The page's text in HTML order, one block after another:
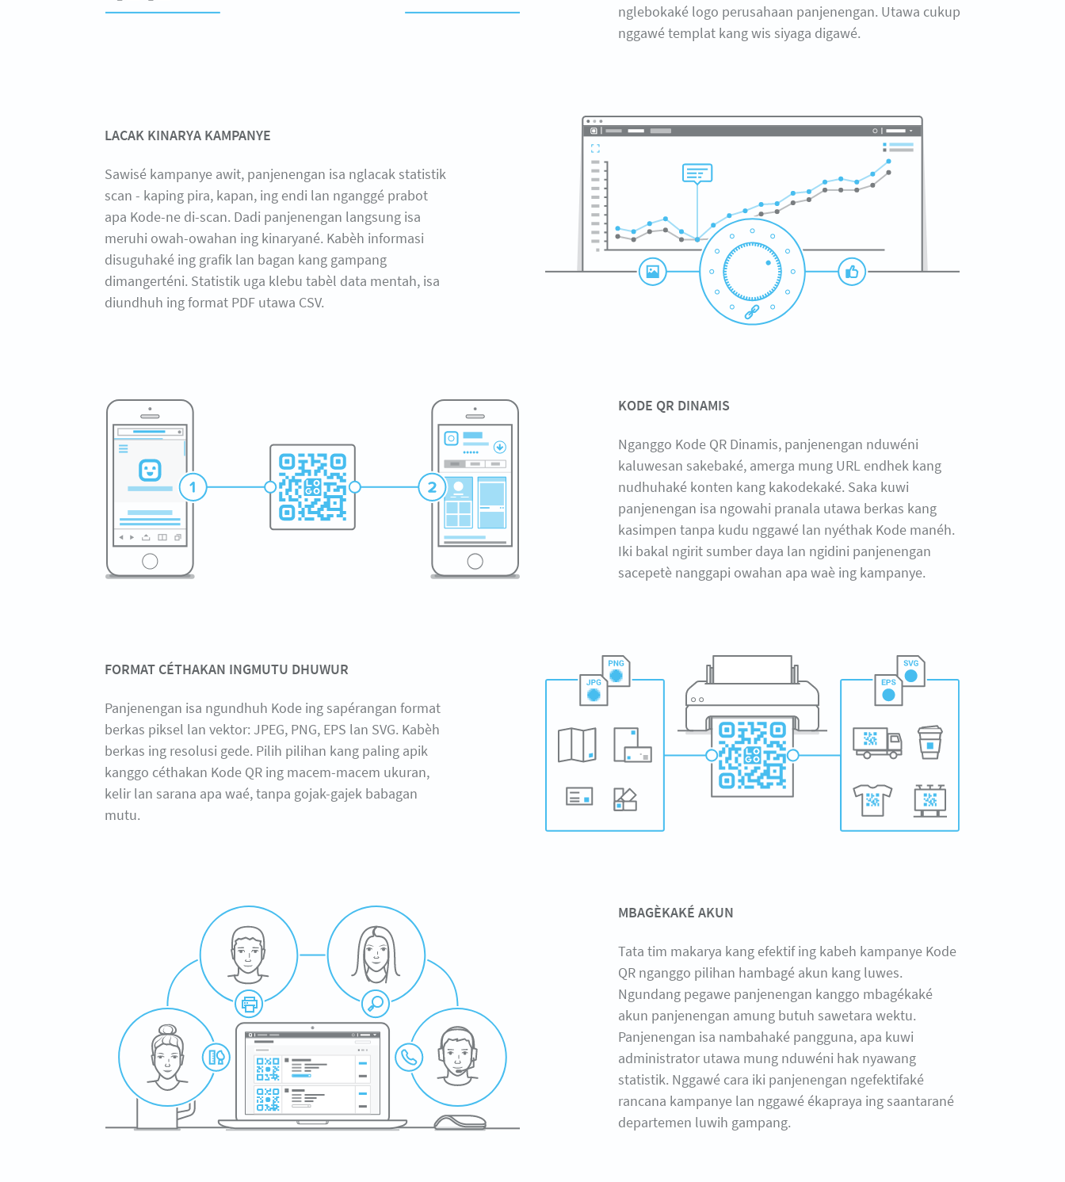
nglebokaké logo perusahaan panjenengan. Utawa cukup
nggawé templat kang wis siyaga digawé.
LACAK KINARYA KAMPANYE
Sawisé kampanye awit, panjenengan isa nglacak statistik
scan - kaping pira, kapan, ing endi lan nganggé prabot
apa Kode-ne di-scan. Dadi panjenengan langsung isa
meruhi owah-owahan ing kinaryané. Kabèh informasi
disuguhaké ing grafik lan bagan kang gampang
dimangerténi. Statistik uga klebu tabèl data mentah, isa
diundhuh ing format PDF utawa CSV.
KODE QR DINAMIS
Nganggo Kode QR Dinamis, panjenengan nduwéni
kaluwesan sakebaké, amerga mung URL endhek kang
nudhuhaké konten kang kakodekaké. Saka kuwi
panjenengan isa ngowahi pranala utawa berkas kang
kasimpen tanpa kudu nggawé lan nyéthak Kode manéh.
Iki bakal ngirit sumber daya lan ngidini panjenengan
sacepetè nanggapi owahan apa waè ing kampanye.
FORMAT CÉTHAKAN INGMUTU DHUWUR
Panjenengan isa ngundhuh Kode ing sapérangan format
berkas piksel lan vektor: JPEG, PNG, EPS lan SVG. Kabèh
berkas ing resolusi gede. Pilih pilihan kang paling apik
kanggo céthakan Kode QR ing macem-macem ukuran,
kelir lan sarana apa waé, tanpa gojak-gajek babagan
mutu.
MBAGÈKAKÉ AKUN
Tata tim makarya kang efektif ing kabeh kampanye Kode
QR nganggo pilihan hambagé akun kang luwes.
Ngundang pegawe panjenengan kanggo mbagékaké
akun panjenengan amung butuh sawetara wektu.
Panjenengan isa nambahaké pangguna, apa kuwi
administrator utawa mung nduwéni hak nyawang
statistik. Nggawé cara iki panjenengan ngefektifaké
rancana kampanye lan nggawé ékapraya ing saantarané
departemen luwih gampang.